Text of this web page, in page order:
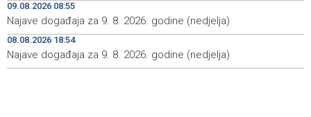
12:21 Izraelske snage izvode nova rušenja u južnom Libanu
11:51
Mještani Kola prikupili 3.000 KM za 'Kuću nade' u
Mostaru
09.08.2026 08:55
Najave događaja za 9. 8. 2026. godine (nedjelja)
08.08.2026 18:54
Najave događaja za 9. 8. 2026. godine (nedjelja)